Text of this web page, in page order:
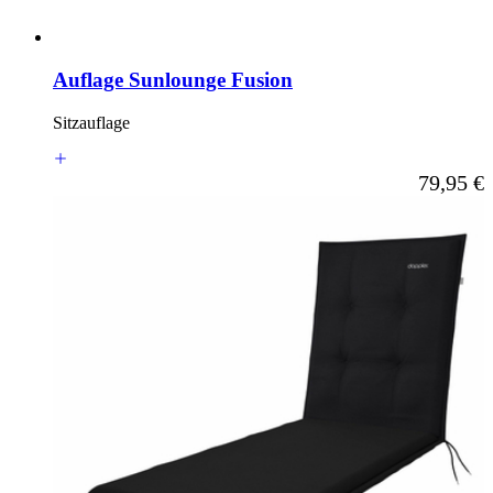
Auflage Sunlounge Fusion
Sitzauflage
Ab
79,95 €